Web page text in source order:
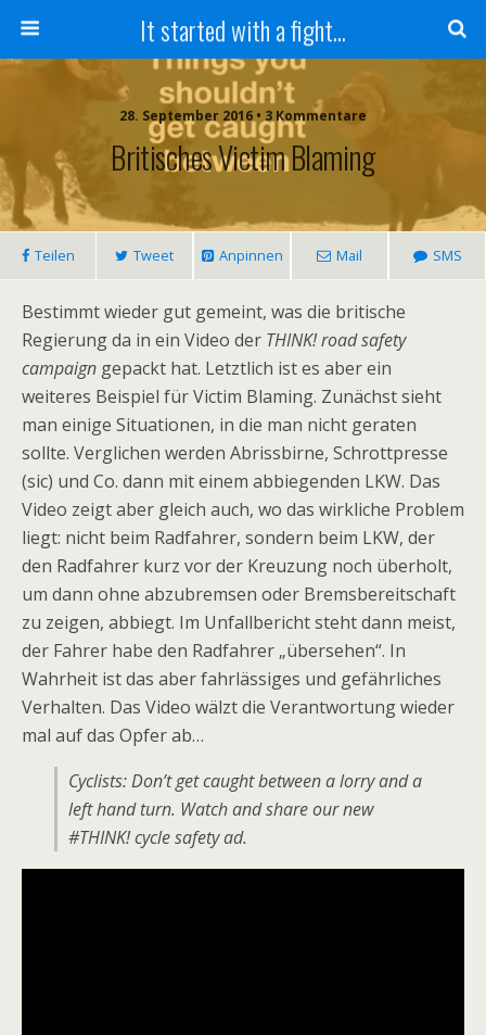
It started with a fight...
28. September 2016 • 3 Kommentare
Britisches Victim Blaming
Teilen Tweet Anpinnen Mail SMS
Bestimmt wieder gut gemeint, was die britische
Regierung da in ein Video der THINK! road safety
campaign gepackt hat. Letztlich ist es aber ein
weiteres Beispiel für Victim Blaming. Zunächst sieht
man einige Situationen, in die man nicht geraten
sollte. Verglichen werden Abrissbirne, Schrottpresse
(sic) und Co. dann mit einem abbiegenden LKW. Das
Video zeigt aber gleich auch, wo das wirkliche Problem
liegt: nicht beim Radfahrer, sondern beim LKW, der
den Radfahrer kurz vor der Kreuzung noch überholt,
um dann ohne abzubremsen oder Bremsbereitschaft
zu zeigen, abbiegt. Im Unfallbericht steht dann meist,
der Fahrer habe den Radfahrer „übersehen“. In
Wahrheit ist das aber fahrlässiges und gefährliches
Verhalten. Das Video wälzt die Verantwortung wieder
mal auf das Opfer ab…
Cyclists: Don’t get caught between a lorry and a
left hand turn. Watch and share our new
#THINK! cycle safety ad.